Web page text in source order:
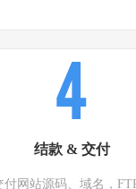
4
结款 & 交付
网站源码、域名，